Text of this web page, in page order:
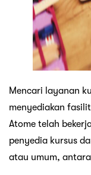
Mencari layanan
menyediakan
Atome telah
penyedia kursus
atau umum,